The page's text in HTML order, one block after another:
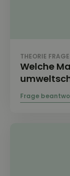
THEORIE
Welche